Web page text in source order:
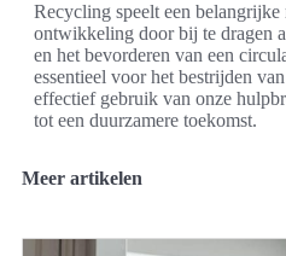
Recycling speelt een
ontwikkeling door bij te dragen
en het bevorderen van een
essentieel voor het bestrijden
effectief gebruik van onze
tot een duurzamere toekomst.
Meer artikelen